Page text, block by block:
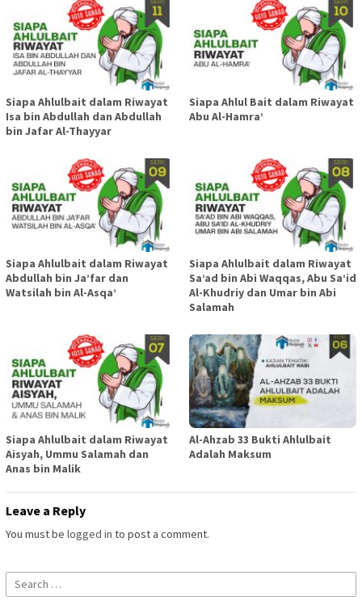
Siapa Ahlulbait dalam Riwayat
Isa bin Abdullah dan Abdullah
bin Jafar Al-Thayyar
Siapa Ahlul Bait dalam Riwayat
Abu Al-Hamra’
Siapa Ahlulbait dalam Riwayat
Abdullah bin Ja’far dan
Watsilah bin Al-Asqa’
Siapa Ahlulbait dalam Riwayat
Sa’ad bin Abi Waqqas, Abu Sa’id
Al-Khudriy dan Umar bin Abi
Salamah
Siapa Ahlulbait dalam Riwayat
Aisyah, Ummu Salamah dan
Anas bin Malik
Al-Ahzab 33 Bukti Ahlulbait
Adalah Maksum
Leave a Reply
You must be logged in to post a comment.
Search
for: